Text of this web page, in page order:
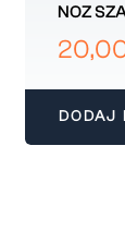
NOZ
060030
DODAJ